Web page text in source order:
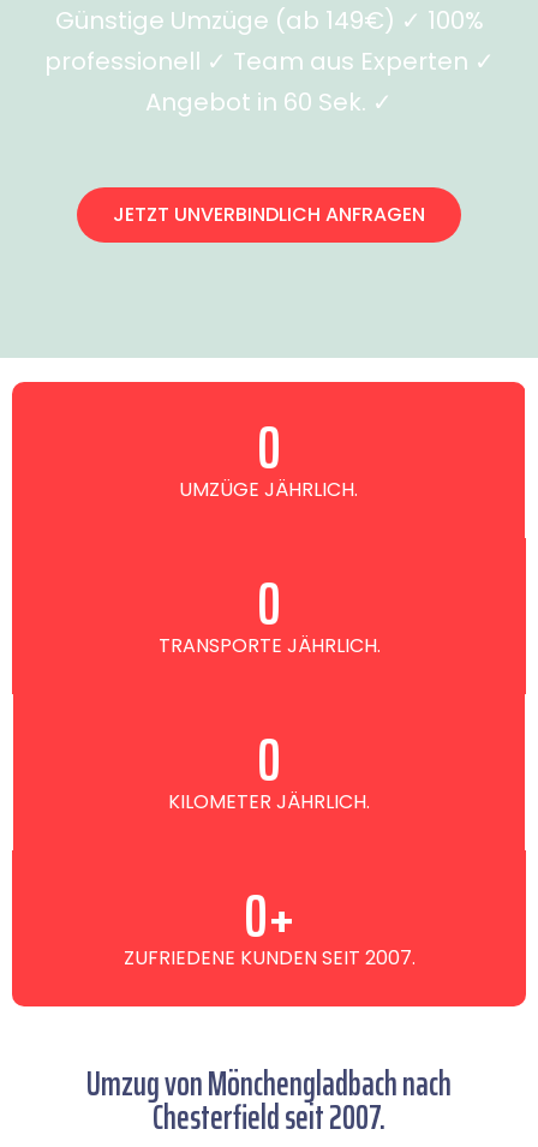
Günstige Umzüge (ab 149€) ✓ 100%
professionell ✓ Team aus Experten ✓
Angebot in 60 Sek. ✓
JETZT UNVERBINDLICH ANFRAGEN
UMZÜGE JÄHRLICH.
0
TRANSPORTE JÄHRLICH.
0
KILOMETER JÄHRLICH.
0
ZUFRIEDENE KUNDEN SEIT 2007.
0+
Umzug von Mönchengladbach nach
Chesterfield seit 2007.